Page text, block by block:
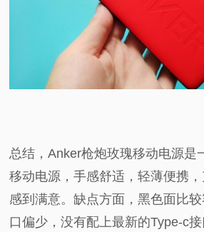
总结，Anker枪炮玫瑰移动电源是
移动电源，手感舒适，轻薄便携
感到满意。缺点方面，黑色面比
口偏少，没有配上最新的Type-c